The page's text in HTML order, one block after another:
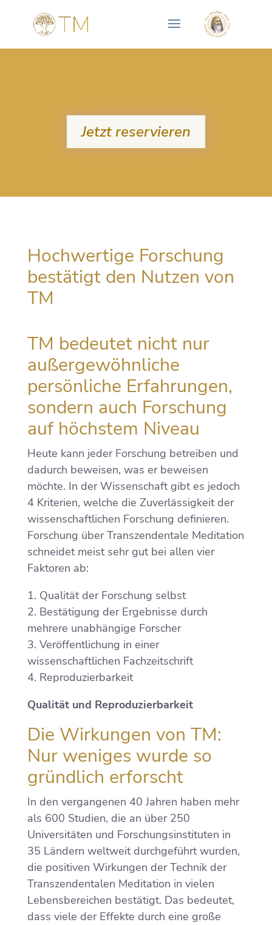
Jetzt reservieren
Hochwertige Forschung
bestätigt den Nutzen von
TM
TM bedeutet nicht nur
außer­gewöhnliche
persönliche Erfahrungen,
sondern auch Forschung
auf höchstem Niveau
Heute kann jeder Forschung betreiben und
dadurch beweisen, was er beweisen
möchte. In der Wissenschaft gibt es jedoch
4 Kriterien, welche die Zuverlässigkeit der
wissenschaftlichen Forschung definieren.
Forschung über Transzendentale Meditation
schneidet meist sehr gut bei allen vier
Faktoren ab:
1. Qualität der Forschung selbst
2. Bestätigung der Ergebnisse durch
mehrere unabhängige Forscher
3. Veröffentlichung in einer
wissenschaftlichen Fachzeitschrift
4. Reproduzierbarkeit
Qualität und Reproduzierbarkeit
Die Wirkungen von TM:
Nur weniges wurde so
gründlich erforscht
In den vergangenen 40 Jahren haben mehr
als 600 Studien, die an über 250
Universitäten und Forschungsinstituten in
35 Ländern weltweit durchgeführt wurden,
die positiven Wirkungen der Technik der
Transzendentalen Meditation in vielen
Lebensbereichen bestätigt. Das bedeutet,
dass viele der Effekte durch eine große